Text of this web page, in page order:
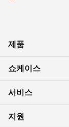
제품
쇼케이스
서비스
지원